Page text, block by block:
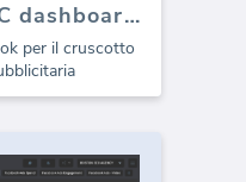
Facebook Ads PPC dashboard - Ad Spend
per il cruscotto